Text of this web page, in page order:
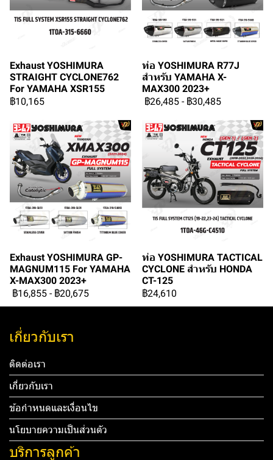
Exhaust YOSHIMURA
STRAIGHT CYCLONE762
For YAMAHA XSR155
฿10,165
ท่อ YOSHIMURA R77J
สำหรับ YAMAHA X-
MAX300 2023+
฿26,485 - ฿30,485
Exhaust YOSHIMURA GP-
MAGNUM115 For YAMAHA
X-MAX300 2023+
฿16,855 - ฿20,675
ท่อ YOSHIMURA TACTICAL
CYCLONE สำหรับ HONDA
CT-125
฿24,610
เกี่ยวกับเรา
ติดต่อเรา
เกี่ยวกับเรา
ข้อกำหนดและเงื่อนไข
นโยบายความเป็นส่วนตัว
บริการลูกค้า